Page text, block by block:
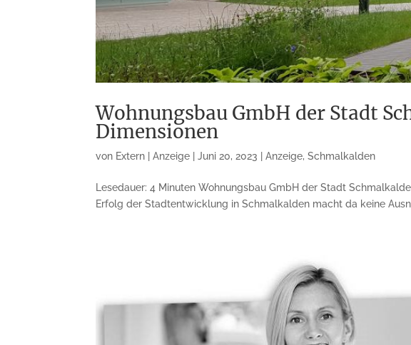
Wohnungsbau GmbH der Stadt
Dimensionen
von Extern | Anzeige |Juni 20, 2023 |Anzeige,Schmalkalden
Lesedauer: 4 Minuten Wohnungsbau GmbH der Stadt
Erfolg der Stadtentwicklung in Schmal­kalden macht da keine